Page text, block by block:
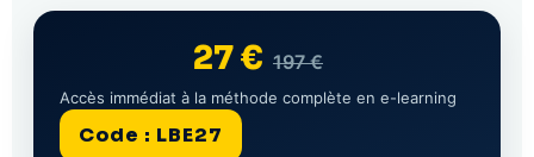
27 € 197 €
Accès immédiat à la méthode complète en e-learning
Code : LBE27